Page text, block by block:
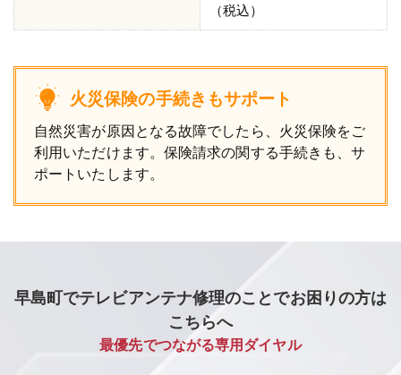
（税込）
火災保険の手続きもサポート
自然災害が原因となる故障でしたら、火災保険をご
利用いただけます。保険請求の関する手続きも、サ
ポートいたします。
早島町でテレビアンテナ修理のことでお困りの方は
こちらへ
最優先でつながる専用ダイヤル